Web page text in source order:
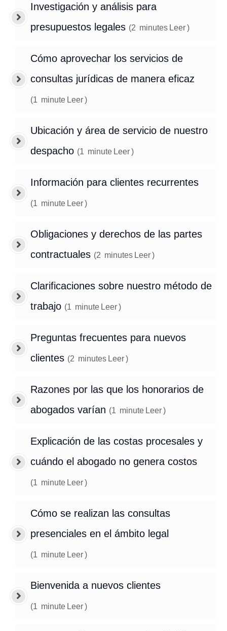
Investigación y análisis para
presupuestos legales (2 minutes Leer)
Cómo aprovechar los servicios de
consultas jurídicas de manera eficaz
(1 minute Leer)
Ubicación y área de servicio de nuestro
despacho (1 minute Leer)
Información para clientes recurrentes
(1 minute Leer)
Obligaciones y derechos de las partes
contractuales (2 minutes Leer)
Clarificaciones sobre nuestro método de
trabajo (1 minute Leer)
Preguntas frecuentes para nuevos
clientes (2 minutes Leer)
Razones por las que los honorarios de
abogados varían (1 minute Leer)
Explicación de las costas procesales y
cuándo el abogado no genera costos
(1 minute Leer)
Cómo se realizan las consultas
presenciales en el ámbito legal
(1 minute Leer)
Bienvenida a nuevos clientes
(1 minute Leer)